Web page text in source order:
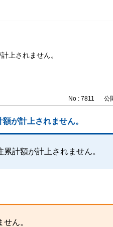
上されません。
No : 7811 公
が計上されません。
計額が計上されません。
ん。